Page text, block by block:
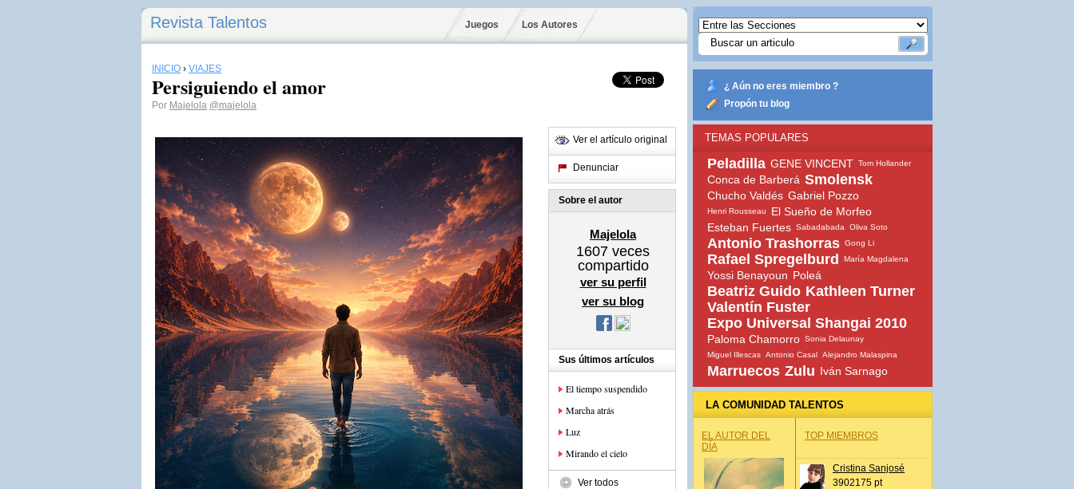
Revista Talentos Juegos Los Autores
INICIO › VIAJES
Persiguiendo el amor
Por Majelola @majelola
Ver el artículo original
Denunciar
Sobre el autor
Majelola
1607 veces
compartido
ver su perfil
ver su blog
Sus últimos artículos
El tiempo suspendido
Marcha atrás
Luz
Mirando el cielo
Ver todos
¿ Aún no eres miembro ?
Propón tu blog
TEMAS POPULARES
Peladilla GENE VINCENT Tom Hollander
Conca de Barberá Smolensk
Chucho Valdés Gabriel Pozzo
Henri Rousseau
El Sueño de Morfeo
Esteban Fuertes Sabadabada Oliva Soto
Antonio Trashorras Gong Li
Rafael Spregelburd María Magdalena
Yossi Benayoun Poleá
Beatriz Guido Kathleen Turner
Valentín Fuster
Expo Universal Shangai 2010
Paloma Chamorro Sonia Delaunay
Miguel Illescas Antonio Casal Alejandro Malaspina
Marruecos Zulu Iván Sarnago
LA COMUNIDAD TALENTOS
EL AUTOR DEL
DÍA
TOP MIEMBROS
Cristina Sanjosé
3902175 pt